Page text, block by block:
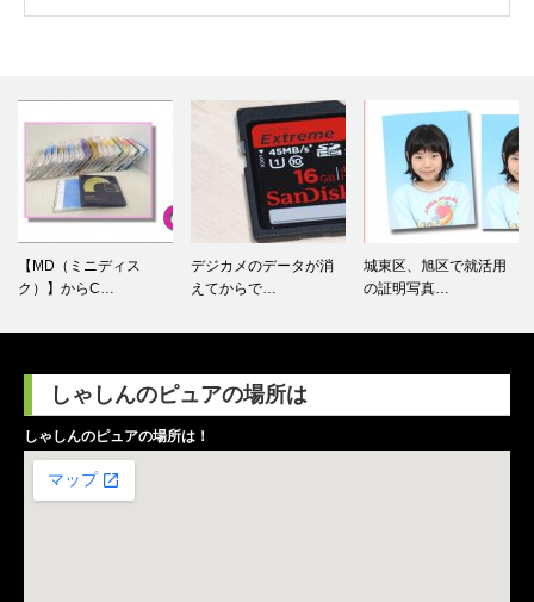
【MD（ミニディス
ク）】からC…
デジカメのデータが消
えてからで…
城東区、旭区で就活用
の証明写真…
しゃしんのピュアの場所は
しゃしんのピュアの場所は！